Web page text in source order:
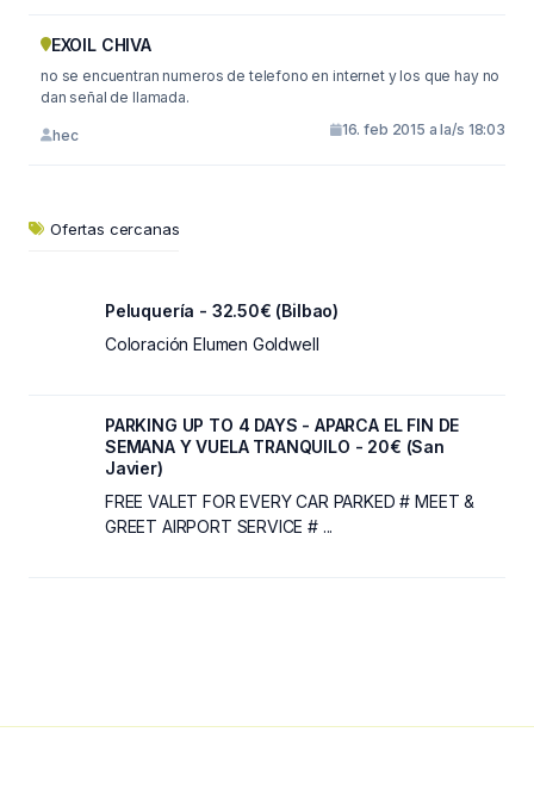
EXOIL CHIVA
no se encuentran numeros de telefono en internet y los que hay no
dan señal de llamada.
hec 16. feb 2015 a la/s 18:03
Ofertas cercanas
Peluquería - 32.50€ (Bilbao)
Coloración Elumen Goldwell
PARKING UP TO 4 DAYS - APARCA EL FIN DE
SEMANA Y VUELA TRANQUILO - 20€ (San
Javier)
FREE VALET FOR EVERY CAR PARKED # MEET &
GREET AIRPORT SERVICE # ...